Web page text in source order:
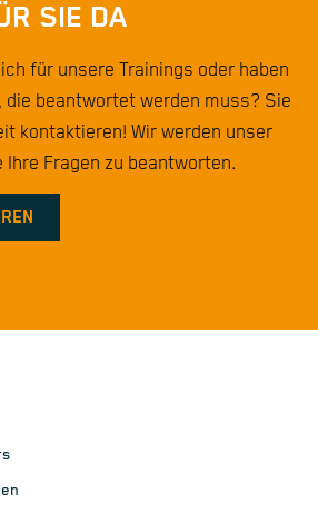
SIE DA
für unsere Trainings oder haben
die beantwortet werden muss? Sie
kontaktieren! Wir werden unser
Ihre Fragen zu beantworten.